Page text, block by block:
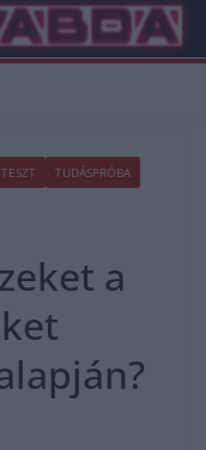
TESZT TUDÁSPRÓBA
a